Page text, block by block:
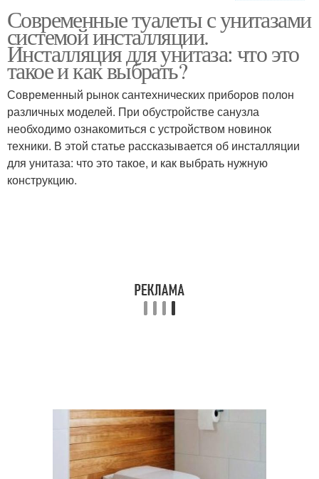
Подвесной унитаз Приставной унитаз
Унитаз со скрытым
бачком
Унитаз без бачка
Безбачковый унитаз
Современные туалеты с унитазами
системой инсталляции.
Инсталляция для унитаза: что это
такое и как выбрать?
Современный рынок сантехнических приборов полон
различных моделей. При обустройстве санузла
необходимо ознакомиться с устройством новинок
техники. В этой статье рассказывается об инсталляции
для унитаза: что это такое, и как выбрать нужную
конструкцию.